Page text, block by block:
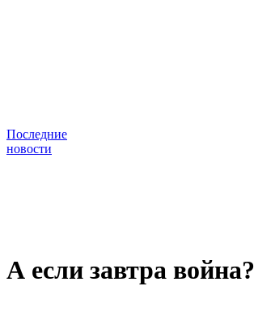
Последние
новости
А если завтра война?